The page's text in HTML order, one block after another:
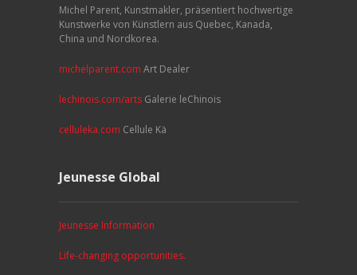
Michel Parent, Kunstmakler, präsentiert hochwertige
Kunstwerke von Künstlern aus Quebec, Kanada,
China und Nordkorea.
michelparent.com Art Dealer
lechinois.com/arts Galerie leChinois
celluleka.com Cellule Kä
Jeunesse Global
Jeunesse Information
Life-changing opportunities.